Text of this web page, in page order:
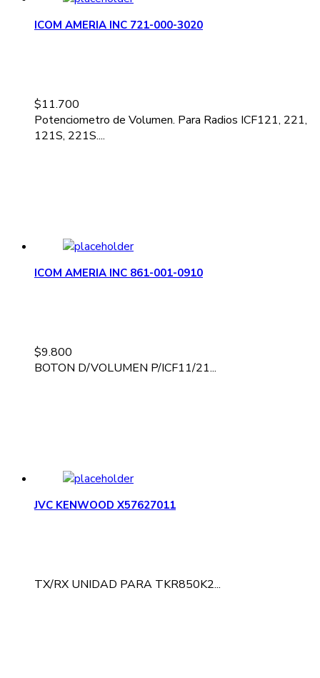
ICOM AMERIA INC 721-000-3020
$11.700
Potenciometro de Volumen. Para Radios ICF121, 221,
121S, 221S....
ICOM AMERIA INC 861-001-0910
$9.800
BOTON D/VOLUMEN P/ICF11/21...
JVC KENWOOD X57627011
TX/RX UNIDAD PARA TKR850K2...